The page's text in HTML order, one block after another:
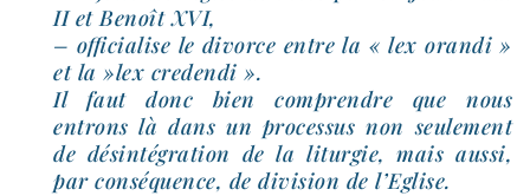
II et Benoît XVI,
– offi­cia­lise le divorce entre la « lex oran­di »
et la »lex credendi ».
Il faut donc bien com­prendre que nous
entrons là dans un pro­ces­sus non seule­ment
de dés­in­té­gra­tion de la litur­gie, mais aus­si,
par consé­quence, de divi­sion de l’Eglise.